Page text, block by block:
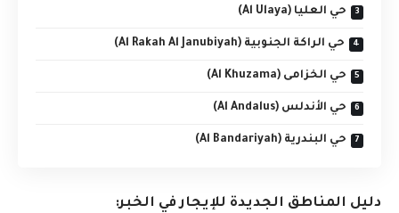
حي العليا (Al Ulaya)
حي الراكة الجنوبية (Al Rakah Al Janubiyah)
حي الخزامى (Al Khuzama)
حي الأندلس (Al Andalus)
حي البندرية (Al Bandariyah)
دليل المناطق الجديدة للإيجار في الخبر: